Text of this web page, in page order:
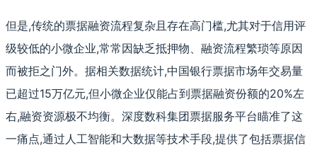
但是,传统的票据融资流程复杂且存在高门槛,尤其对于信用评
级较低的小微企业,常常因缺乏抵押物、融资流程繁琐等原因
而被拒之门外。据相关数据统计,中国银行票据市场年交易量
已超过15万亿元,但小微企业仅能占到票据融资份额的20%左
右,融资资源极不均衡。深度数科集团票据服务平台瞄准了这
一痛点,通过人工智能和大数据等技术手段,提供了包括票据信